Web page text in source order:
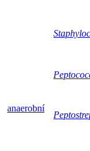
anaerobní